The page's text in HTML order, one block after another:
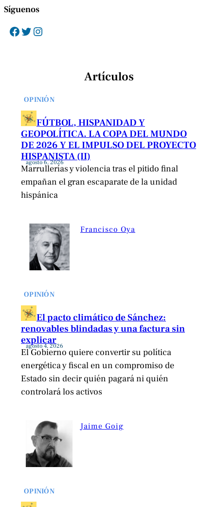
Síguenos
Facebook Twitter Instagram
Artículos
OPINIÓN
FÚTBOL, HISPANIDAD Y
GEOPOLÍTICA. LA COPA DEL MUNDO
DE 2026 Y EL IMPULSO DEL PROYECTO
HISPANISTA (II)
agosto 6, 2026
Marrullerías y violencia tras el pitido final
empañan el gran escaparate de la unidad
hispánica
Francisco Oya
OPINIÓN
El pacto climático de Sánchez:
renovables blindadas y una factura sin
explicar
agosto 4, 2026
El Gobierno quiere convertir su política
energética y fiscal en un compromiso de
Estado sin decir quién pagará ni quién
controlará los activos
Jaime Goig
OPINIÓN